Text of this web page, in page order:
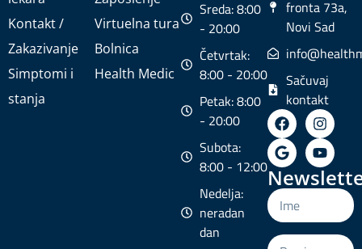
Kontakt /
Zakazivanje
Simptomi i
stanja
Virtuelna tura
Bolnica
Health Medic
Sreda: 8:00
- 20:00
Četvrtak:
8:00 - 20:00
Petak: 8:00
- 20:00
Subota:
8:00 - 12:00
Nedelja:
neradan
dan
fronta 73a,
Novi Sad
Sačuvaj
kontakt